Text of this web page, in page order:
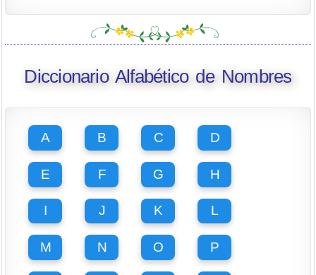
Diccionario Alfabético de Nombres
A B C D
E F G H
I J K L
M N O P